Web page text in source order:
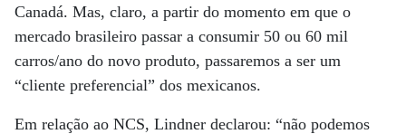
Canadá. Mas, claro, a partir do momento em que o
mercado brasileiro passar a consumir 50 ou 60 mil
carros/ano do novo produto, passaremos a ser um
“cliente preferencial” dos mexicanos.
Em relação ao NCS, Lindner declarou: “não podemos